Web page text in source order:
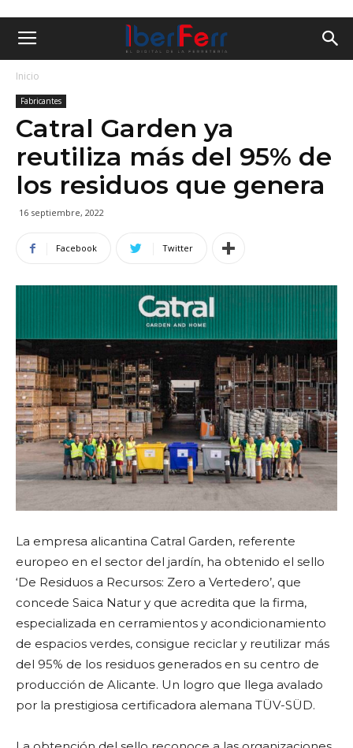
Inicio
Fabricantes
Catral Garden ya
reutiliza más del 95% de
los residuos que genera
16 septiembre, 2022
Facebook Twitter
La empresa alicantina Catral Garden, referente
europeo en el sector del jardín, ha obtenido el sello
‘De Residuos a Recursos: Zero a Vertedero’, que
concede Saica Natur y que acredita que la firma,
especializada en cerramientos y acondicionamiento
de espacios verdes, consigue reciclar y reutilizar más
del 95% de los residuos generados en su centro de
producción de Alicante. Un logro que llega avalado
por la prestigiosa certificadora alemana TÜV-SÜD.